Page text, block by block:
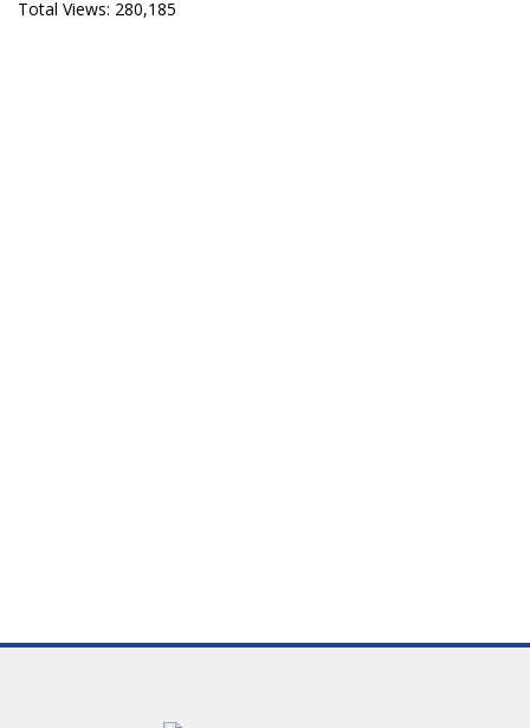
Total Views: 280,185